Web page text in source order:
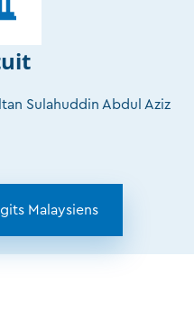
Sulahuddin Abdul Aziz
Malaysiens